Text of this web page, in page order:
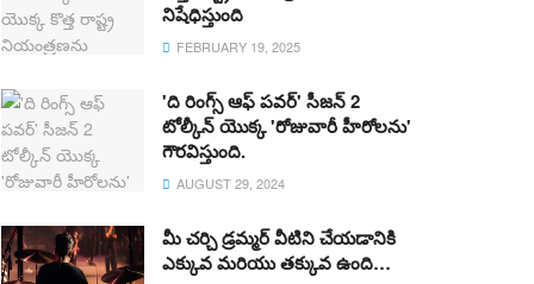
నిషేధిస్తుంది
FEBRUARY 19, 2025
'ది రింగ్స్ ఆఫ్ పవర్' సీజన్ 2
టోల్కీన్ యొక్క 'రోజువారీ హీరోలను'
గౌరవిస్తుంది.
AUGUST 29, 2024
మీ చర్చి డ్రమ్మర్ వీటిని చేయడానికి
ఎక్కువ మరియు తక్కువ ఉంది…